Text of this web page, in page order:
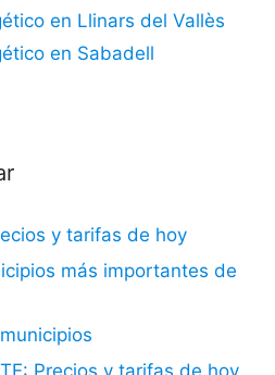
en Llinars del Vallès
en Sabadell
y tarifas de hoy
más importantes de